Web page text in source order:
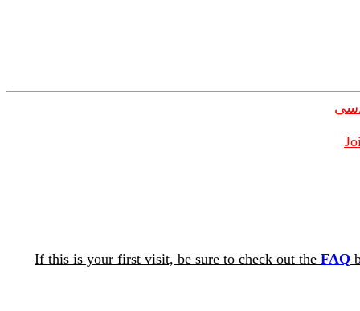
If this is your first visit, be sure to check out the FAQ